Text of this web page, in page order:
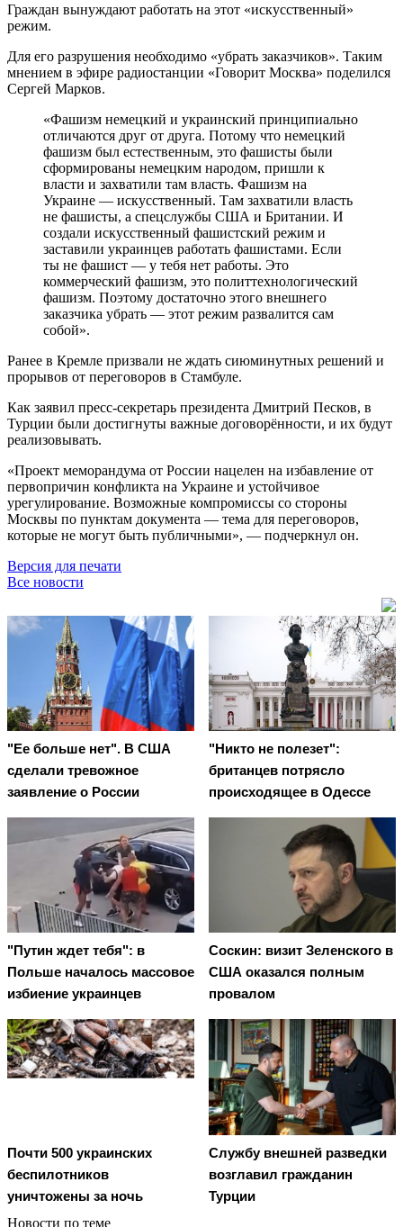
Граждан вынуждают работать на этот «искусственный»
режим.
Для его разрушения необходимо «убрать заказчиков». Таким
мнением в эфире радиостанции «Говорит Москва» поделился
Сергей Марков.
«Фашизм немецкий и украинский принципиально
отличаются друг от друга. Потому что немецкий
фашизм был естественным, это фашисты были
сформированы немецким народом, пришли к
власти и захватили там власть. Фашизм на
Украине — искусственный. Там захватили власть
не фашисты, а спецслужбы США и Британии. И
создали искусственный фашистский режим и
заставили украинцев работать фашистами. Если
ты не фашист — у тебя нет работы. Это
коммерческий фашизм, это политтехнологический
фашизм. Поэтому достаточно этого внешнего
заказчика убрать — этот режим развалится сам
собой».
Ранее в Кремле призвали не ждать сиюминутных решений и
прорывов от переговоров в Стамбуле.
Как заявил пресс-секретарь президента Дмитрий Песков, в
Турции были достигнуты важные договорённости, и их будут
реализовывать.
«Проект меморандума от России нацелен на избавление от
первопричин конфликта на Украине и устойчивое
урегулирование. Возможные компромиссы со стороны
Москвы по пунктам документа — тема для переговоров,
которые не могут быть публичными», — подчеркнул он.
Версия для печати
Все новости
"Ее больше нет". В США
сделали тревожное
заявление о России
"Никто не полезет":
британцев потрясло
происходящее в Одессе
"Путин ждет тебя": в
Польше началось массовое
избиение украинцев
Соскин: визит Зеленского в
США оказался полным
провалом
Почти 500 украинских
беспилотников
уничтожены за ночь
Службу внешней разведки
возглавил гражданин
Турции
Новости по теме